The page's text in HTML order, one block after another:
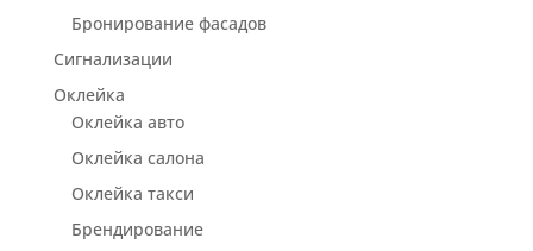
Бронирование фасадов
Сигнализации
Оклейка
Оклейка авто
Оклейка салона
Оклейка такси
Брендирование